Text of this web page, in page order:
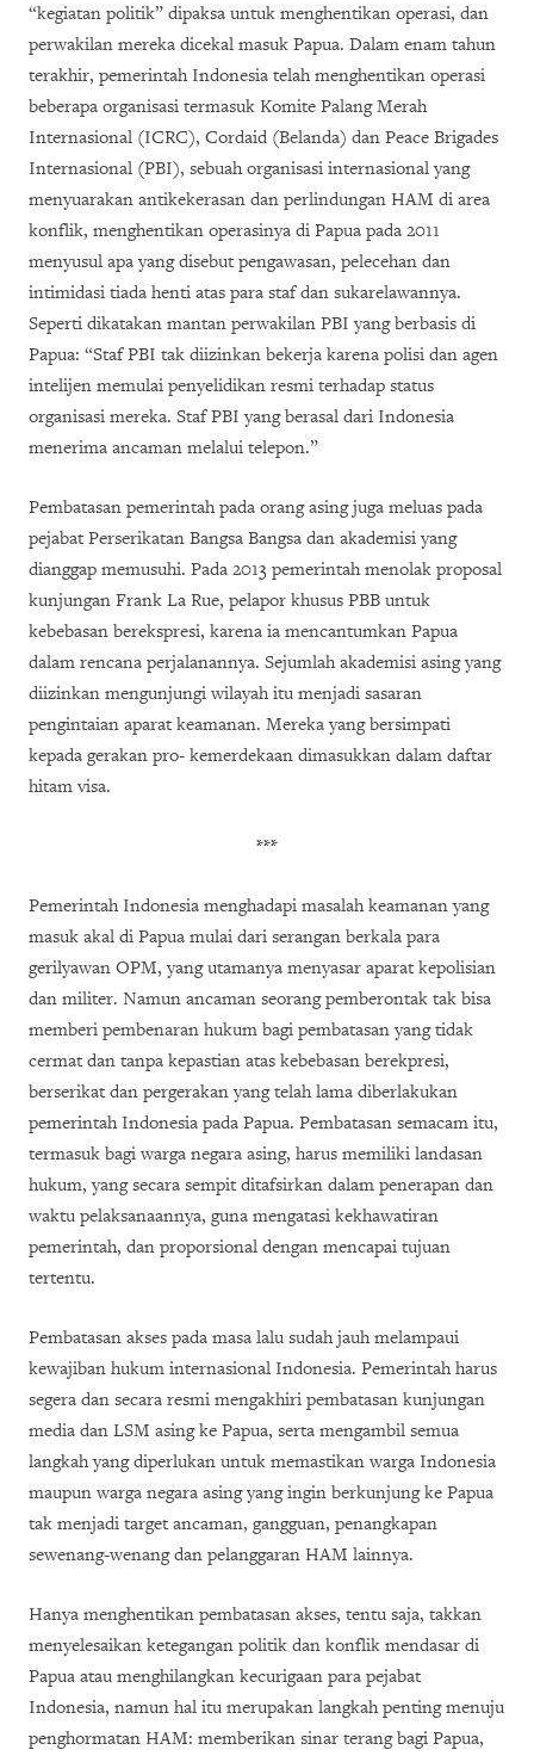
“kegiatan politik” dipaksa untuk menghentikan operasi, dan
perwakilan mereka dicekal masuk Papua. Dalam enam tahun
terakhir, pemerintah Indonesia telah menghentikan operasi
beberapa organisasi termasuk Komite Palang Merah
Internasional (ICRC), Cordaid (Belanda) dan Peace Brigades
Internasional (PBI), sebuah organisasi internasional yang
menyuarakan antikekerasan dan perlindungan HAM di area
konflik, menghentikan operasinya di Papua pada 2011
menyusul apa yang disebut pengawasan, pelecehan dan
intimidasi tiada henti atas para staf dan sukarelawannya.
Seperti dikatakan mantan perwakilan PBI yang berbasis di
Papua: “Staf PBI tak diizinkan bekerja karena polisi dan agen
intelijen memulai penyelidikan resmi terhadap status
organisasi mereka. Staf PBI yang berasal dari Indonesia
menerima ancaman melalui telepon.”
Pembatasan pemerintah pada orang asing juga meluas pada
pejabat Perserikatan Bangsa Bangsa dan akademisi yang
dianggap memusuhi. Pada 2013 pemerintah menolak proposal
kunjungan Frank La Rue, pelapor khusus PBB untuk
kebebasan berekspresi, karena ia mencantumkan Papua
dalam rencana perjalanannya. Sejumlah akademisi asing yang
diizinkan mengunjungi wilayah itu menjadi sasaran
pengintaian aparat keamanan. Mereka yang bersimpati
kepada gerakan pro- kemerdekaan dimasukkan dalam daftar
hitam visa.
***
Pemerintah Indonesia menghadapi masalah keamanan yang
masuk akal di Papua mulai dari serangan berkala para
gerilyawan OPM, yang utamanya menyasar aparat kepolisian
dan militer. Namun ancaman seorang pemberontak tak bisa
memberi pembenaran hukum bagi pembatasan yang tidak
cermat dan tanpa kepastian atas kebebasan berekpresi,
berserikat dan pergerakan yang telah lama diberlakukan
pemerintah Indonesia pada Papua. Pembatasan semacam itu,
termasuk bagi warga negara asing, harus memiliki landasan
hukum, yang secara sempit ditafsirkan dalam penerapan dan
waktu pelaksanaannya, guna mengatasi kekhawatiran
pemerintah, dan proporsional dengan mencapai tujuan
tertentu.
Pembatasan akses pada masa lalu sudah jauh melampaui
kewajiban hukum internasional Indonesia. Pemerintah harus
segera dan secara resmi mengakhiri pembatasan kunjungan
media dan LSM asing ke Papua, serta mengambil semua
langkah yang diperlukan untuk memastikan warga Indonesia
maupun warga negara asing yang ingin berkunjung ke Papua
tak menjadi target ancaman, gangguan, penangkapan
sewenang-wenang dan pelanggaran HAM lainnya.
Hanya menghentikan pembatasan akses, tentu saja, takkan
menyelesaikan ketegangan politik dan konflik mendasar di
Papua atau menghilangkan kecurigaan para pejabat
Indonesia, namun hal itu merupakan langkah penting menuju
penghormatan HAM: memberikan sinar terang bagi Papua,